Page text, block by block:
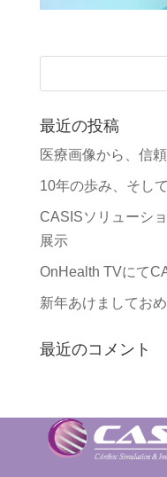
最近の投稿
医療画像から、信
10年の歩み、そし
CASISソリューシ
展示
OnHealth TVにて
新年あけましてお
最近のコメント